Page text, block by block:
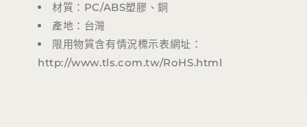
材質：PC/ABS塑膠、銅
產地：台灣
限用物質含有情況標示表網址：
http://www.tls.com.tw/RoHS.html